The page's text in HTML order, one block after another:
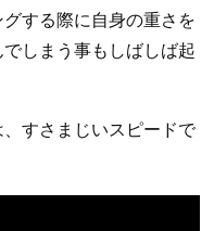
する際に自身の重さを
しまう事もしばしば起
すさまじいスピードで